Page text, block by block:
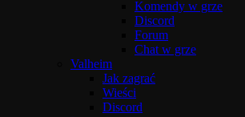
Komendy w grze
Discord
Forum
Chat w grze
Valheim
Jak zagrać
Wieści
Discord